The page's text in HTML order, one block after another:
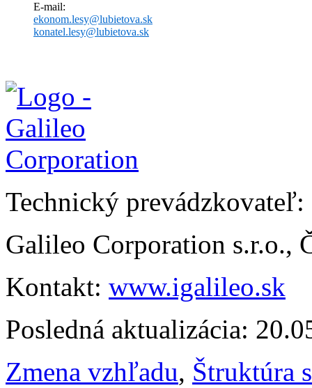
E-mail:
ekonom.lesy@lubietova.sk
konatel.lesy@lubietova.sk
Technický prevádzkovateľ:
Galileo Corporation s.r.o.,
Kontakt: www.igalileo.sk
Posledná aktualizácia:
Zmena vzhľadu, Štruktúra